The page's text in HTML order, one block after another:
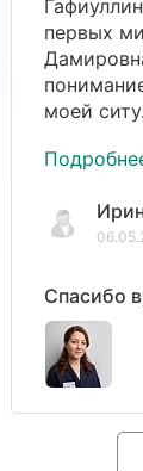
первых
моей
Спасибо